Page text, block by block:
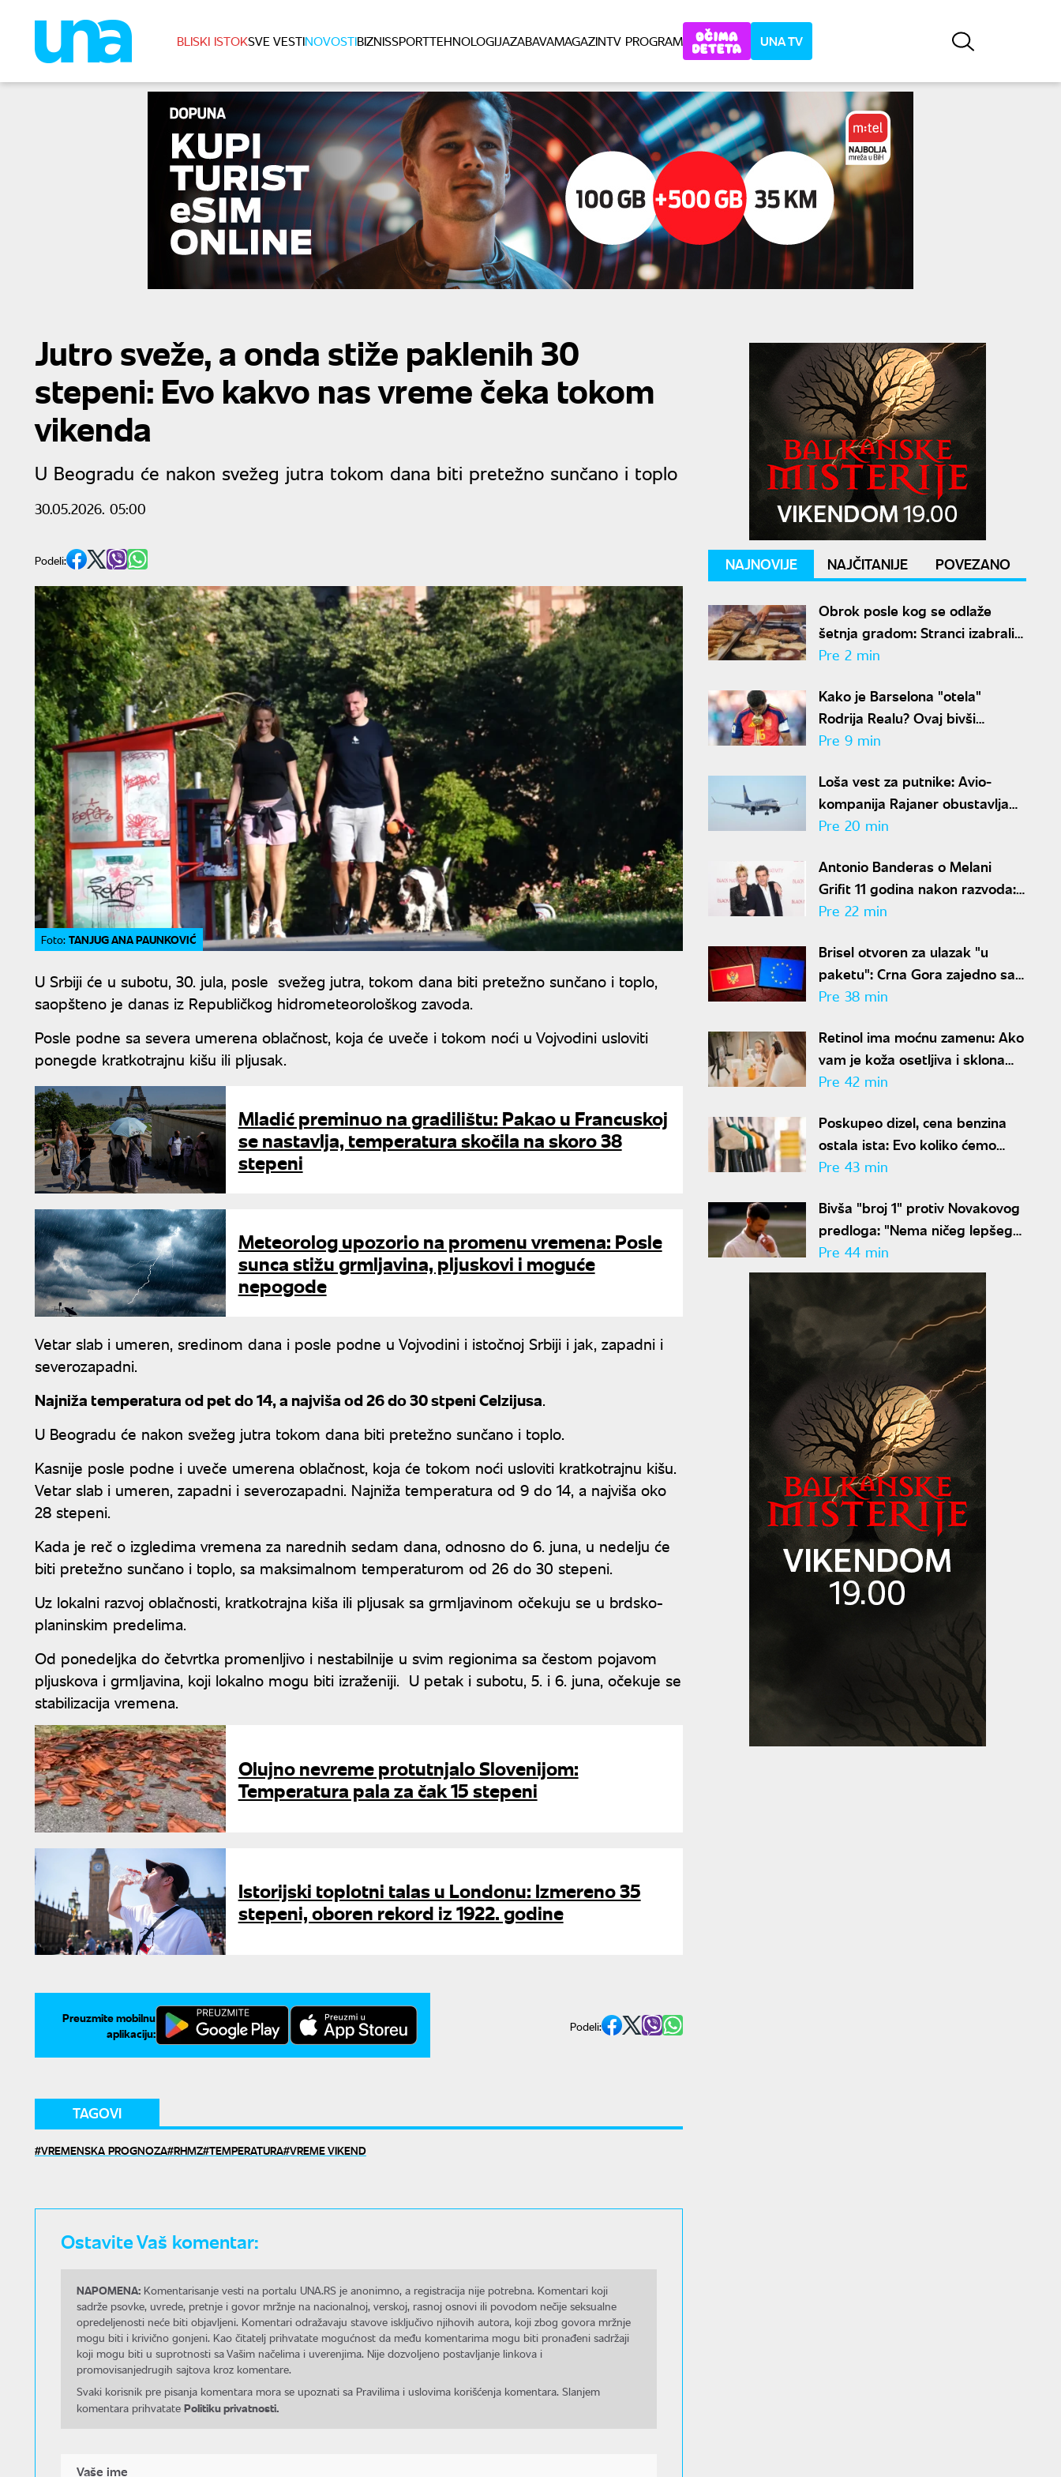
BLISKI ISTOKSVE VESTINOVOSTIBIZNISSPORTTEHNOLOGIJAZABAVAMAGAZINTV PROGRAM UNA TV
Jutro sveže, a onda stiže paklenih 30
stepeni: Evo kakvo nas vreme čeka tokom
vikenda
U Beogradu će nakon svežeg jutra tokom dana biti pretežno sunčano i toplo
30.05.2026. 05:00
Podeli:
Foto: TANJUG ANA PAUNKOVIĆ
U Srbiji će u subotu, 30. jula, posle svežeg jutra, tokom dana biti pretežno sunčano i toplo,
saopšteno je danas iz Republičkog hidrometeorološkog zavoda.
Posle podne sa severa umerena oblačnost, koja će uveče i tokom noći u Vojvodini usloviti
ponegde kratkotrajnu kišu ili pljusak.
Mladić preminuo na gradilištu: Pakao u Francuskoj
se nastavlja, temperatura skočila na skoro 38
stepeni
Meteorolog upozorio na promenu vremena: Posle
sunca stižu grmljavina, pljuskovi i moguće
nepogode
Vetar slab i umeren, sredinom dana i posle podne u Vojvodini i istočnoj Srbiji i jak, zapadni i
severozapadni.
Najniža temperatura od pet do 14, a najviša od 26 do 30 stpeni Celzijusa.
U Beogradu će nakon svežeg jutra tokom dana biti pretežno sunčano i toplo.
Kasnije posle podne i uveče umerena oblačnost, koja će tokom noći usloviti kratkotrajnu kišu.
Vetar slab i umeren, zapadni i severozapadni. Najniža temperatura od 9 do 14, a najviša oko
28 stepeni.
Kada je reč o izgledima vremena za narednih sedam dana, odnosno do 6. juna, u nedelju će
biti pretežno sunčano i toplo, sa maksimalnom temperaturom od 26 do 30 stepeni.
Uz lokalni razvoj oblačnosti, kratkotrajna kiša ili pljusak sa grmljavinom očekuju se u brdsko-
planinskim predelima.
Od ponedeljka do četvrtka promenljivo i nestabilnije u svim regionima sa čestom pojavom
pljuskova i grmljavina, koji lokalno mogu biti izraženiji. U petak i subotu, 5. i 6. juna, očekuje se
stabilizacija vremena.
Olujno nevreme protutnjalo Slovenijom:
Temperatura pala za čak 15 stepeni
Istorijski toplotni talas u Londonu: Izmereno 35
stepeni, oboren rekord iz 1922. godine
Preuzmite mobilnu
aplikaciju:
Podeli:
TAGOVI
VREMENSKA PROGNOZA RHMZ TEMPERATURA VREME VIKEND
Ostavite Vaš komentar:
NAPOMENA: Komentarisanje vesti na portalu UNA.RS je anonimno, a registracija nije potrebna. Komentari koji
sadrže psovke, uvrede, pretnje i govor mržnje na nacionalnoj, verskoj, rasnoj osnovi ili povodom nečije seksualne
opredeljenosti neće biti objavljeni. Komentari odražavaju stavove isključivo njihovih autora, koji zbog govora mržnje
mogu biti i krivično gonjeni. Kao čitatelj prihvatate mogućnost da među komentarima mogu biti pronađeni sadržaji
koji mogu biti u suprotnosti sa Vašim načelima i uverenjima. Nije dozvoljeno postavljanje linkova i
promovisanjedrugih sajtova kroz komentare.
Svaki korisnik pre pisanja komentara mora se upoznati sa Pravilima i uslovima korišćenja komentara. Slanjem
komentara prihvatate Politiku privatnosti.
NAJNOVIJE NAJČITANIJE POVEZANO
Obrok posle kog se odlaže
šetnja gradom: Stranci izabrali
10 srpskih jela koja se ne
Pre 2 min
Kako je Barselona "otela"
Rodrija Realu? Ovaj bivši
fudbaler odigrao ključnu ulogu u
Pre 9 min
Loša vest za putnike: Avio-
kompanija Rajaner obustavlja
letove iz Niša, a ovo je razlog
Pre 20 min
Antonio Banderas o Melani
Grifit 11 godina nakon razvoda:
"Uvek se zabavljamo"
Pre 22 min
Brisel otvoren za ulazak "u
paketu": Crna Gora zajedno sa
Islandom ulazi u EU?
Pre 38 min
Retinol ima moćnu zamenu: Ako
vam je koža osetljiva i sklona
crvenilu, ovaj sastojak briše
Pre 42 min
Poskupeo dizel, cena benzina
ostala ista: Evo koliko ćemo
plaćati gorivo narednih sedam
Pre 43 min
Bivša "broj 1" protiv Novakovog
predloga: "Nema ničeg lepšeg
od mečeva koji traju po pet
sati"
Pre 44 min